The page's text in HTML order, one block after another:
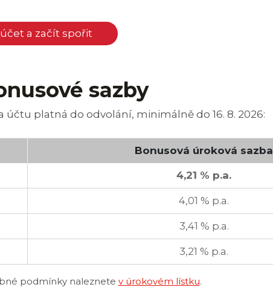
a začít spořit
sazby
platná do odvolání, minimálně do 16. 8. 2026:
Bonusová úroková sazba
4,21 % p.a.
4,01 % p.a.
3,41 % p.a.
3,21 % p.a.
podmínky naleznete v úrokovém lístku.